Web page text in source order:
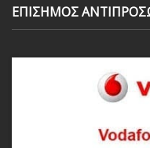
ΕΠΙΣΗΜΟΣ